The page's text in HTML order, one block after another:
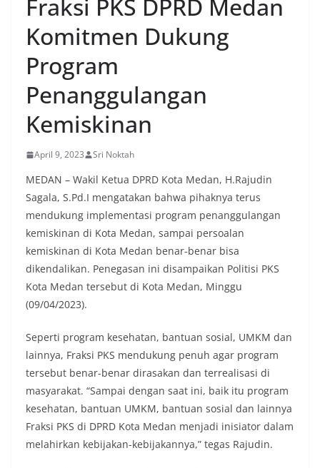
sambang Door to Door System (DDS) kepada
warga di wilayah Kelurahan Sunggal, Kecamatan
Medan Sunggal, pada Rabu (05/08/2026).‎‎Kegiatan
tersebut berlangsung sejak pukul 09.00 WIB
hingga selesai, menyasar rumah-rumah warga di
beberapa lingkungan yang ada di kelurahan
tersebut.‎Sambang Langsung ke Rumah
Warga‎Dalam kegiatan ini, Aiptu Muliyadi
Suraukur mendatangi warga secara langsung dari
rumah ke rumah untuk menjalin silaturahmi
kamtibmas. Kehadiran petugas disambut baik
oleh warga, yang sebagian besar tengah bersiap
menyambut momentum HUT Kemerdekaan RI
dengan berbagai persiapan di lingkungan
masing-masing.‎Dalam dialog yang berlangsung
akrab, Bhabinkamtibmas menyapa warga,
menanyakan kondisi keamanan dan kenyamanan
lingkungan tempat tinggal, serta membuka ruang
komunikasi dua arah agar warga dapat
menyampaikan keluhan maupun informasi terkait
situasi kamtibmas di sekitar mereka.‎‎‎Salah satu
sambang ini adalah imbauan kepada warga untuk
memasang bendera Merah Putih secara penuh,
bukan setengah tiang, sebagai bentuk
penghormatan dan rasa cinta tanah air
menjelang perayaan HUT Kemerdekaan RI.
Petugas mengingatkan bahwa pemasangan
bendera dengan benar merupakan salah satu
wujud nyata partisipasi masyarakat dalam
memperingati hari bersejarah bangsa
Fraksi PKS DPRD Medan
Komitmen Dukung
Program
Penanggulangan
Kemiskinan
April 9, 2023 Sri Noktah
MEDAN – Wakil Ketua DPRD Kota Medan, H.Rajudin
Sagala, S.Pd.I mengatakan bahwa pihaknya terus
mendukung implementasi program penanggulangan
kemiskinan di Kota Medan, sampai persoalan
kemiskinan di Kota Medan benar-benar bisa
dikendalikan. Penegasan ini disampaikan Politisi PKS
Kota Medan tersebut di Kota Medan, Minggu
(09/04/2023).
Seperti program kesehatan, bantuan sosial, UMKM dan
lainnya, Fraksi PKS mendukung penuh agar program
tersebut benar-benar dirasakan dan terrealisasi di
masyarakat. “Sampai dengan saat ini, baik itu program
kesehatan, bantuan UMKM, bantuan sosial dan lainnya
Fraksi PKS di DPRD Kota Medan menjadi inisiator dalam
melahirkan kebijakan-kebijakannya,” tegas Rajudin.